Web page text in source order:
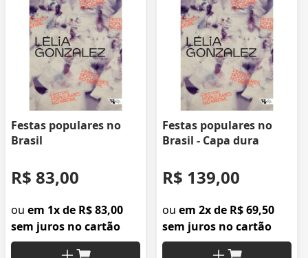
Festas populares no
Brasil
R$ 83,00
ou em 1x de R$ 83,00
sem juros no cartão
Festas populares no
Brasil - Capa dura
R$ 139,00
ou em 2x de R$ 69,50
sem juros no cartão